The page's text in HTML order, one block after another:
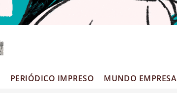
PERIÓDICO IMPRESO MUNDO EMPRESA